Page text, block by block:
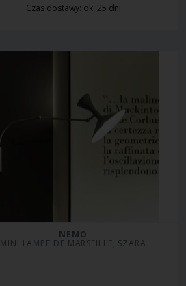
Czas dostawy: ok. 25 dni
NEMO
MINI LAMPE DE MARSEILLE, SZARA